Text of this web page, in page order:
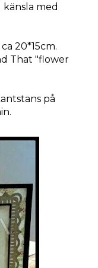
med
20*15cm.
That "flower
på